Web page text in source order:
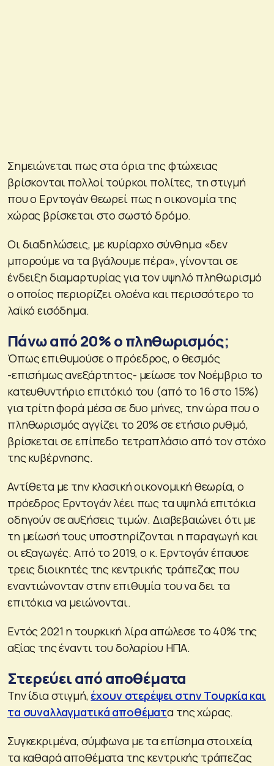
Σημειώνεται πως στα όρια της φτώχειας
βρίσκονται πολλοί τούρκοι πολίτες, τη στιγμή
που ο Ερντογάν θεωρεί πως η οικονομία της
χώρας βρίσκεται στο σωστό δρόμο.
Οι διαδηλώσεις, με κυρίαρχο σύνθημα «δεν
μπορούμε να τα βγάλουμε πέρα», γίνονται σε
ένδειξη διαμαρτυρίας για τον υψηλό πληθωρισμό
ο οποίος περιορίζει ολοένα και περισσότερο το
λαϊκό εισόδημα.
Πάνω από 20% ο πληθωρισμός;
Όπως επιθυμούσε ο πρόεδρος, ο θεσμός
-επισήμως ανεξάρτητος- μείωσε τον Νοέμβριο το
κατευθυντήριο επιτόκιό του (από το 16 στο 15%)
για τρίτη φορά μέσα σε δυο μήνες, την ώρα που ο
πληθωρισμός αγγίζει το 20% σε ετήσιο ρυθμό,
βρίσκεται σε επίπεδο τετραπλάσιο από τον στόχο
της κυβέρνησης.
Αντίθετα με την κλασική οικονομική θεωρία, ο
πρόεδρος Ερντογάν λέει πως τα υψηλά επιτόκια
οδηγούν σε αυξήσεις τιμών. Διαβεβαιώνει ότι με
τη μείωσή τους υποστηρίζονται η παραγωγή και
οι εξαγωγές. Από το 2019, ο κ. Ερντογάν έπαυσε
τρεις διοικητές της κεντρικής τράπεζας που
εναντιώνονταν στην επιθυμία του να δει τα
επιτόκια να μειώνονται.
Εντός 2021 η τουρκική λίρα απώλεσε το 40% της
αξίας της έναντι του δολαρίου ΗΠΑ.
Στερεύει από αποθέματα
Την ίδια στιγμή, έχουν στερέψει στην Τουρκία και
τα συναλλαγματικά αποθέματα της χώρας.
Συγκεκριμένα, σύμφωνα με τα επίσημα στοιχεία,
τα καθαρά αποθέματα της κεντρικής τράπεζας